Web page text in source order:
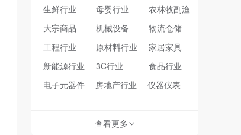
生鲜行业
母婴行业
农林牧副渔
大宗商品
机械设备
物流仓储
工程行业
原材料行业
家居家具
新能源行业
3C行业
食品行业
电子元器件
房地产行业 仪器仪表
查看更多>